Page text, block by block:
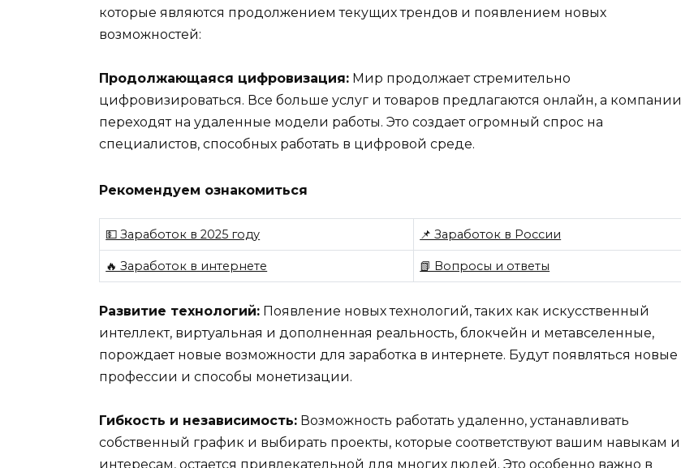
которые являются продолжением текущих трендов и появлением новых
возможностей:
Продолжающаяся цифровизация: Мир продолжает стремительно
цифровизироваться. Все больше услуг и товаров предлагаются онлайн, а компании
переходят на удаленные модели работы. Это создает огромный спрос на
специалистов, способных работать в цифровой среде.
Рекомендуем ознакомиться
💵 Заработок в 2025 году 📌 Заработок в России
🔥 Заработок в интернете 📗 Вопросы и ответы
Развитие технологий: Появление новых технологий, таких как искусственный
интеллект, виртуальная и дополненная реальность, блокчейн и метавселенные,
порождает новые возможности для заработка в интернете. Будут появляться новые
профессии и способы монетизации.
Гибкость и независимость: Возможность работать удаленно, устанавливать
собственный график и выбирать проекты, которые соответствуют вашим навыкам и
интересам, остается привлекательной для многих людей. Это особенно важно в